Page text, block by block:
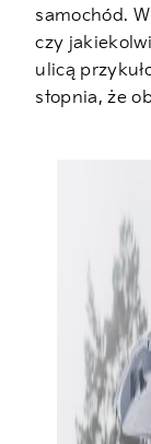
samochód.
czy
ulicą
stopnia, że